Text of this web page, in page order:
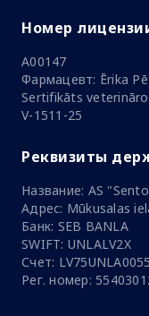
Номер
A00147
Фармацевт: Ērika
Sertifikāts
V-1511-25
Реквизиты
Название: AS
Адрес: Mūkusalas
Банк: SEB BANLA
SWIFT: UNLALV2X
Счет:
Рег. номер: